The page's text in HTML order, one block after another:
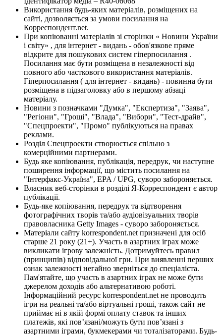
Використання будь-яких матеріалів, розміщених на
сайті, дозволяється за умови посилання на
Корреспондент.net.
При копіюванні матеріалів зі сторінки « Новини України
і світу» , для інтернет - видань - обов'язкове пряме
відкрите для пошукових систем гіперпосилання .
Посилання має бути розміщена в незалежності від
повного або часткового використання матеріалів.
Гіперпосилання ( для інтернет - видань) - повинна бути
розміщена в підзаголовку або в першому абзаці
матеріалу.
Новини з позначками "Думка", "Експертиза", "Заява",
"Регіони", "Гроші", "Влада", "Вибори", "Тест-драйв",
"Спецпроекти", "Промо" публікуються на правах
реклами.
Розділ Спецпроекти створюється спільно з
комерційними партнерами.
Будь яке копіювання, публікація, передрук, чи наступне
поширення інформації, що містить посилання на
"Інтерфакс-Україна", EPA / UPG, суворо забороняється.
Власник веб-сторінки в розділі Я-Корреспондент є автор
публікації.
Будь-яке копіювання, передрук та відтворення
фотографічних творів та/або аудіовізуальних творів
правовласника Getty Images - суворо забороняється.
Матеріали сайту korrespondent.net призначені для осіб
старше 21 року (21+). Участь в азартних іграх може
викликати ігрову залежність. Дотримуйтесь правил
(принципів) відповідальної гри. При виявленні перших
ознак залежності негайно зверніться до спеціаліста.
Пам'ятайте, що участь в азартних іграх не може бути
джерелом доходів або альтернативою роботі.
Інформаційний ресурс korrespondent.net не проводить
ігри на реальні та/або віртуальні гроші, також сайт не
приймає ні в якій формі оплату ставок та інших
платежів, які пов’язані/можуть бути пов’язані з
азартними іграми, букмекерами чи тоталізаторами. Будь-